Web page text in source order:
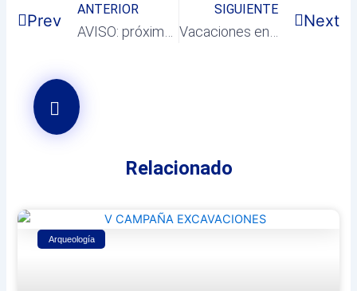
Prev
ANTERIOR SIGUIENTE
Next
Relacionado
Arqueología